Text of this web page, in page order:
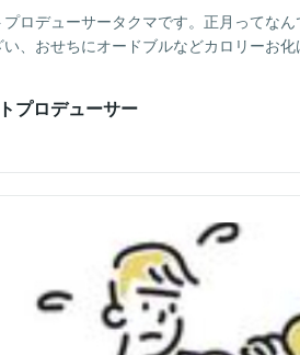
ロデューサータクマです。正月ってな
、おせちにオードブルなどカロリーお
プロデューサー